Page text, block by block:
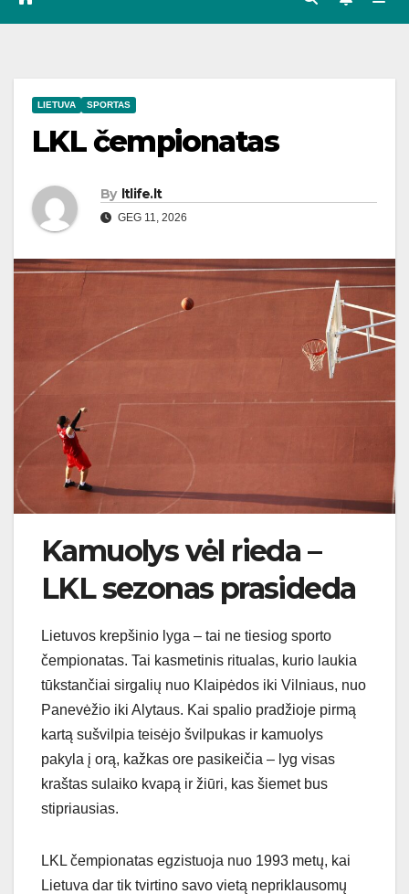
LIETUVA SPORTAS
LKL čempionatas
By ltlife.lt
GEG 11, 2026
Kamuolys vėl rieda –
LKL sezonas prasideda
Lietuvos krepšinio lyga – tai ne tiesiog sporto
čempionatas. Tai kasmetinis ritualas, kurio laukia
tūkstančiai sirgalių nuo Klaipėdos iki Vilniaus, nuo
Panevėžio iki Alytaus. Kai spalio pradžioje pirmą
kartą sušvilpia teisėjo švilpukas ir kamuolys
pakyla į orą, kažkas ore pasikeičia – lyg visas
kraštas sulaiko kvapą ir žiūri, kas šiemet bus
stipriausias.
LKL čempionatas egzistuoja nuo 1993 metų, kai
Lietuva dar tik tvirtino savo vietą nepriklausomų